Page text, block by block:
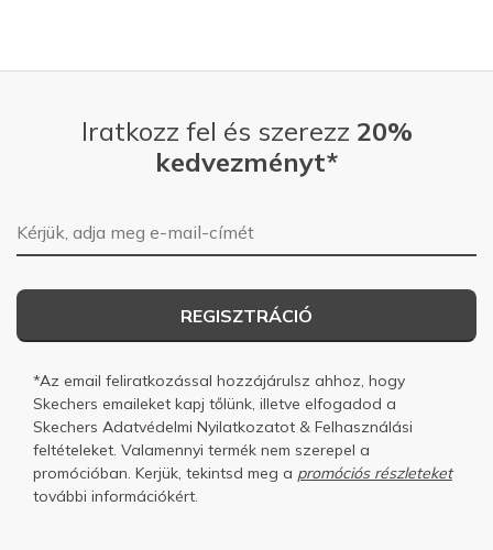
Iratkozz fel és szerezz 20%
kedvezményt*
E-mail-cím
REGISZTRÁCIÓ
*Az email feliratkozással hozzájárulsz ahhoz, hogy
Skechers emaileket kapj tőlünk, illetve elfogadod a
Skechers Adatvédelmi Nyilatkozatot & Felhasználási
feltételeket. Valamennyi termék nem szerepel a
promócióban. Kerjük, tekintsd meg a promóciós részleteket
további információkért.